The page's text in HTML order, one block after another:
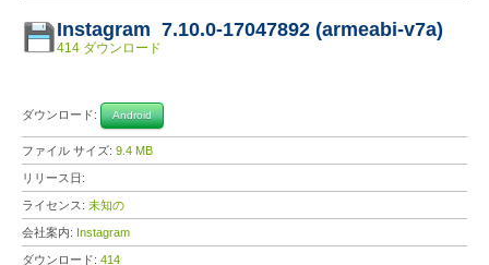
Instagram 7.10.0-17047892 (armeabi-v7a)
414 ダウンロード
ダウンロード: Android
ファイル サイズ: 9.4 MB
リリース日:
ライセンス: 未知の
会社案内: Instagram
ダウンロード: 414